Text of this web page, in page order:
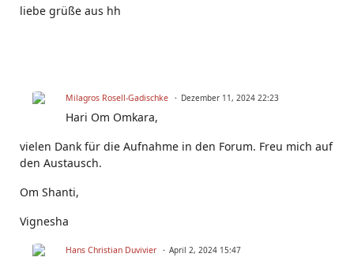
liebe grüße aus hh
Milagros Rosell-Gadischke Dezember 11, 2024 22:23
Hari Om Omkara,
vielen Dank für die Aufnahme in den Forum. Freu mich auf
den Austausch.
Om Shanti,
Vignesha
Hans Christian Duvivier April 2, 2024 15:47